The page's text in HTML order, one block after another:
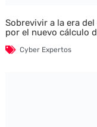
Sobrevivir a la era
por el nuevo cálculo
Cyber Expertos